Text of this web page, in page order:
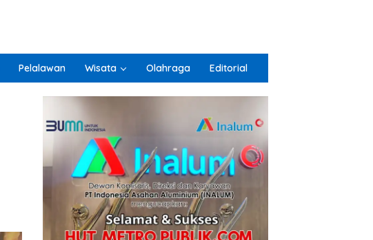
Pelalawan Wisata Olahraga Editorial